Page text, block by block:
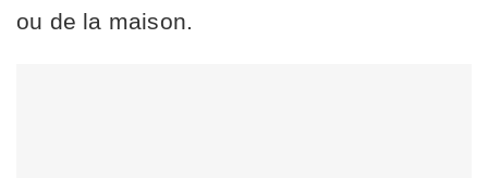
ou de la maison.